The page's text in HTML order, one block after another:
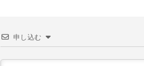
申し込む